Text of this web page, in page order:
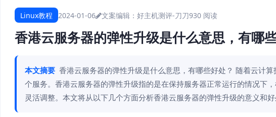
Linux教程 2024-01-06 文案编辑：好主机测评-刀刀930 阅读
香港云服务器的弹性升级是什么意思，有哪
本文摘要 香港云服务器的弹性升级是什么意思，有哪些好处？ 随着云计
个服务。香港云服务器的弹性升级指的是在保持服务器正常运行的情况下
灵活调整。本文将从以下几个方面分析香港云服务器的弹性升级的意义和